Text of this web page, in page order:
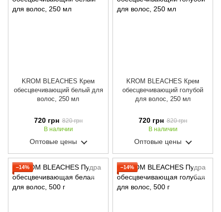
KROM BLEACHES Крем
обесцвечивающий белый для
волос, 250 мл
720 грн 820 грн
В наличии
Оптовые цены
KROM BLEACHES Крем
обесцвечивающий голубой
для волос, 250 мл
720 грн 820 грн
В наличии
Оптовые цены
−14% −14%